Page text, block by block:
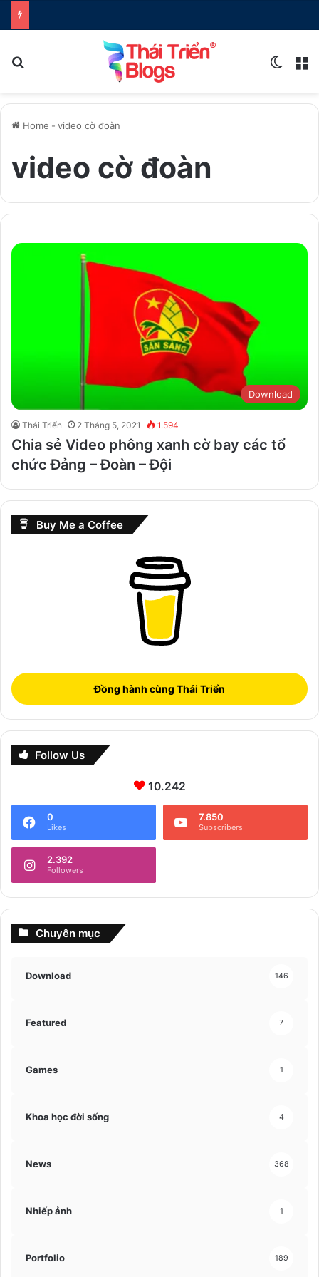
Home - video cờ đoàn
video cờ đoàn
Download
Thái Triển 2 Tháng 5, 2021 1.594
Chia sẻ Video phông xanh cờ bay các tổ
chức Đảng – Đoàn – Đội
Buy Me a Coffee
Đồng hành cùng Thái Triển
Follow Us
10.242
0
Likes
7.850
Subscribers
2.392
Followers
Chuyên mục
Download 146
Featured 7
Games 1
Khoa học đời sống 4
News 368
Nhiếp ảnh 1
Portfolio 189